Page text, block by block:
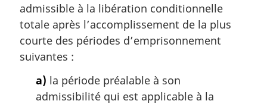
admissible à la libération conditionnelle
totale après l’accomplissement de la plus
courte des périodes d’emprisonnement
suivantes :
a) la période préalable à son
admissibilité qui est applicable à la